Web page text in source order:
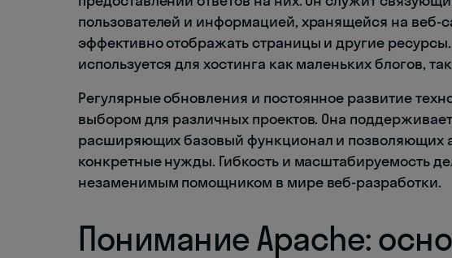
пользователей и информацией, хранящейся на веб-
эффективно отображать страницы и другие ресурсы.
используется для хостинга как маленьких блогов,
Регулярные обновления и постоянное развитие
выбором для различных проектов. Она
расширяющих базовый функционал и позволяющих
конкретные нужды. Гибкость и масштабируемость
незаменимым помощником в мире веб-разработки.
Понимание Apache: